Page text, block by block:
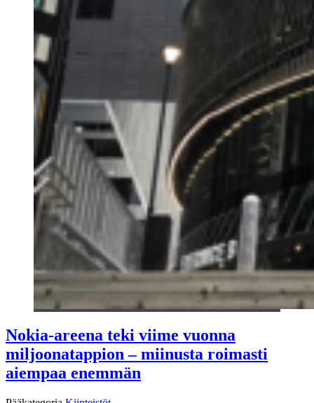
Nokia-areena teki viime vuonna
miljoonatappion – miinusta roimasti
aiempaa enemmän